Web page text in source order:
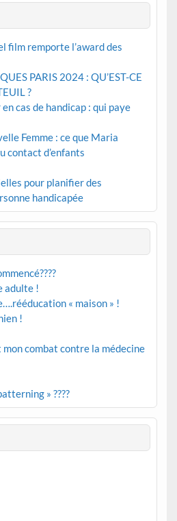
film remporte l’award des
PARIS 2024 : QU’EST-CE
?
en cas de handicap : qui paye
Femme : ce que Maria
contact d’enfants
pour planifier des
handicapée
adulte !
« maison » !
!
combat contre la médecine
» ????